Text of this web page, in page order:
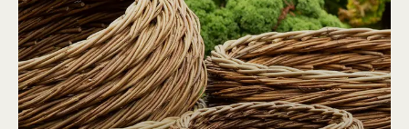
MUSEU ARTESÃO OFICINA COMÉRCIO